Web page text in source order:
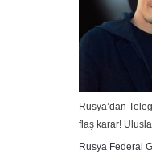
Rusya’dan
flaş karar!
Rusya Federal